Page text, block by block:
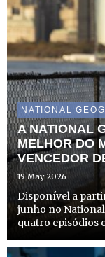
A NATIONAL
MELHOR DO
VENCEDOR
POROWSKI,
19 May 2026
Disponível a
junho no
quatro episódios
México, Paris,